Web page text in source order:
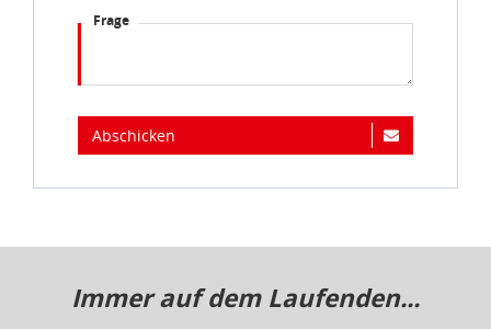
Frage
Abschicken
Immer auf dem Laufenden...